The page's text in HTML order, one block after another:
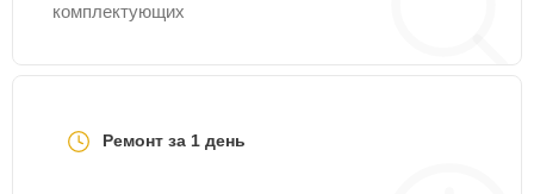
комплектующих
Ремонт за 1 день